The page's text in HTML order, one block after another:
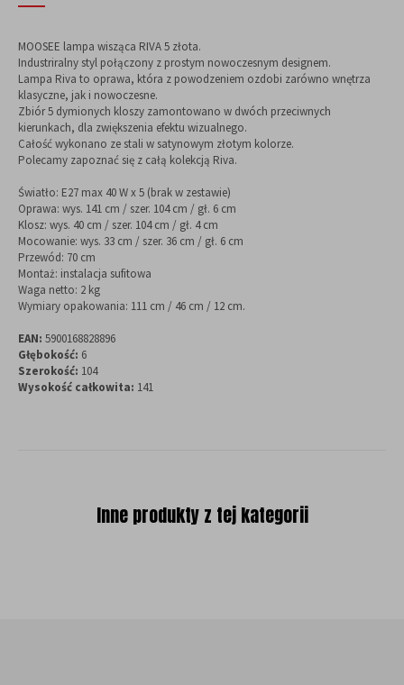
Inne produkty z tej kategorii
MOOSEE lampa wisząca RIVA 5 złota.
Industriralny styl połączony z prostym nowoczesnym designem.
Lampa Riva to oprawa, która z powodzeniem ozdobi zarówno wnętrza
klasyczne, jak i nowoczesne.
Zbiór 5 dymionych kloszy zamontowano w dwóch przeciwnych
kierunkach, dla zwiększenia efektu wizualnego.
Całość wykonano ze stali w satynowym złotym kolorze.
Polecamy zapoznać się z całą kolekcją Riva.
Światło: E27 max 40 W x 5 (brak w zestawie)
Oprawa: wys. 141 cm / szer. 104 cm / gł. 6 cm
Klosz: wys. 40 cm / szer. 104 cm / gł. 4 cm
Mocowanie: wys. 33 cm / szer. 36 cm / gł. 6 cm
Przewód: 70 cm
Montaż: instalacja sufitowa
Waga netto: 2 kg
Wymiary opakowania: 111 cm / 46 cm / 12 cm.
EAN: 5900168828896
Głębokość: 6
Szerokość: 104
Wysokość całkowita: 141